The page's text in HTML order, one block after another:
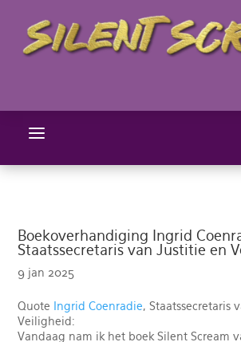
a
Boekoverhandiging Ingrid
Staatssecretaris van Justitie en
9 jan 2025
Quote Ingrid Coenradie, Staatssecretaris
Veiligheid:
Vandaag nam ik het boek Silent Scream